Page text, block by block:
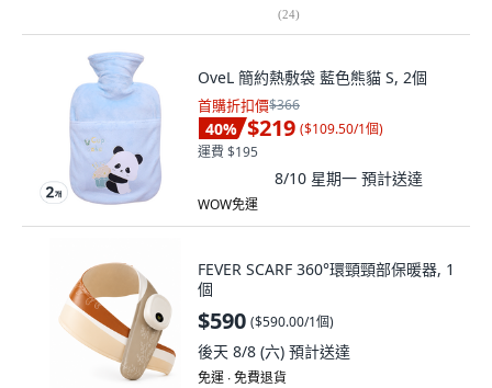
(24)
OveL 簡約熱敷袋 藍色熊貓 S, 2個
首購折扣價$366
40% $219 ($109.50/1個)
運費 $195
8/10 星期一 預計送達
WOW免運
FEVER SCARF 360°環頸頸部保暖器, 1
個
$590 ($590.00/1個)
後天 8/8 (六) 預計送達
免運 ∙ 免費退貨